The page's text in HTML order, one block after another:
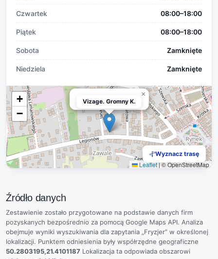
Czwartek 08:00–18:00
Piątek 08:00–18:00
Sobota Zamknięte
Niedziela Zamknięte
Vizage. Gromny K.
×
+
−
Leaflet|© OpenStreetMap
Vizage. Gromny K.
Wyznacz trasę
Źródło danych
Zestawienie zostało przygotowane na podstawie danych firm
pozyskanych bezpośrednio za pomocą Google Maps API. Analiza
obejmuje wyniki wyszukiwania dla zapytania „Fryzjer” w określonej
lokalizacji. Punktem odniesienia były współrzędne geograficzne
50.2803195,21.4101187 Lokalizacja ta odpowiada obszarowi